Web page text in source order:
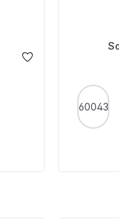
FARBE
60043